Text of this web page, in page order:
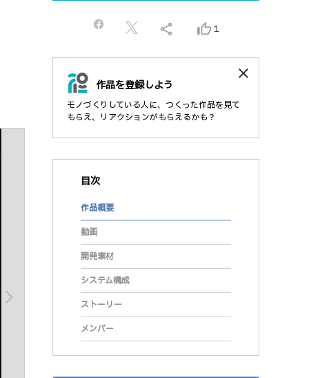
arrow_forward_ios
share thumb_up_alt 1
作品を登録しよう
モノづくりしている人に、つくった作品を見て
もらえ、リアクションがもらえるかも？
close
目次
作品概要
動画
開発素材
システム構成
ストーリー
メンバー